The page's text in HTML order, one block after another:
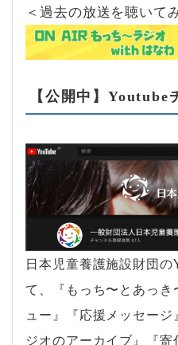
＜過去の放送を聴いて
【公開中】Youtube
日本児童養護施設財団
て、『もっち〜とあっ
ュー』『応援メッセー
ジオのアーカイブ』『